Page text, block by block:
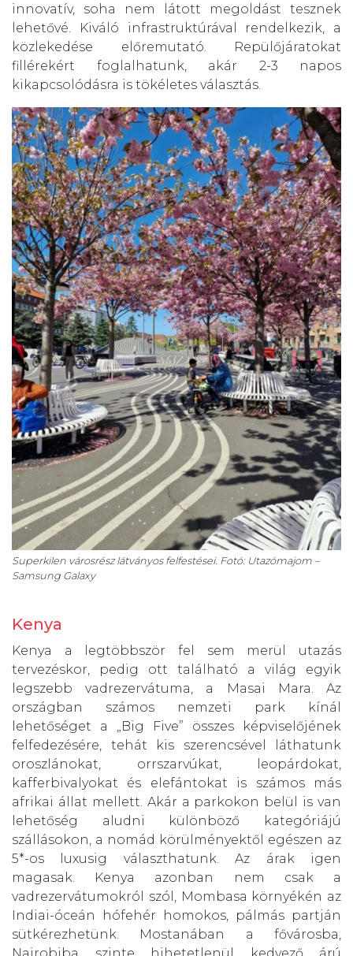
innovatív, soha nem látott megoldást tesznek
lehetővé. Kiváló infrastruktúrával rendelkezik, a
közlekedése előremutató. Repülőjáratokat
fillérekért foglalhatunk, akár 2-3 napos
kikapcsolódásra is tökéletes választás.
Superkilen városrész látványos felfestései. Fotó: Utazómajom –
Samsung Galaxy
Kenya
Kenya a legtöbbször fel sem merül utazás
tervezéskor, pedig ott található a világ egyik
legszebb vadrezervátuma, a Masai Mara. Az
országban számos nemzeti park kínál
lehetőséget a „Big Five” összes képviselőjének
felfedezésére, tehát kis szerencsével láthatunk
oroszlánokat, orrszarvúkat, leopárdokat,
kafferbivalyokat és elefántokat is számos más
afrikai állat mellett. Akár a parkokon belül is van
lehetőség aludni különböző kategóriájú
szállásokon, a nomád körülményektől egészen az
5*-os luxusig választhatunk. Az árak igen
magasak. Kenya azonban nem csak a
vadrezervátumokról szól, Mombasa környékén az
Indiai-óceán hófehér homokos, pálmás partján
sütkérezhetünk. Mostanában a fővárosba,
Nairobiba szinte hihetetlenül kedvező árú